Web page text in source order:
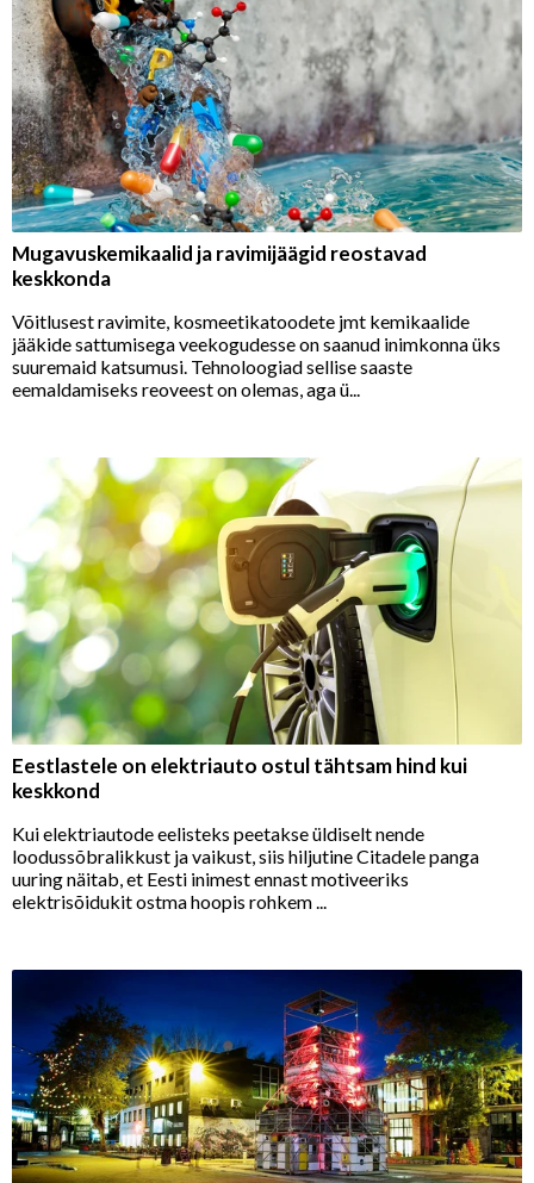
Mugavuskemikaalid ja ravimijäägid reostavad
keskkonda
Võitlusest ravimite, kosmeetikatoodete jmt kemikaalide
jääkide sattumisega veekogudesse on saanud inimkonna üks
suuremaid katsumusi. Tehnoloogiad sellise saaste
eemaldamiseks reoveest on olemas, aga ü...
Eestlastele on elektriauto ostul tähtsam hind kui
keskkond
Kui elektriautode eelisteks peetakse üldiselt nende
loodussõbralikkust ja vaikust, siis hiljutine Citadele panga
uuring näitab, et Eesti inimest ennast motiveeriks
elektrisõidukit ostma hoopis rohkem ...